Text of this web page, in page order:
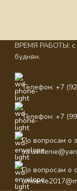
ВРЕМЯ РАБОТЫ: с
будням.
Телефон: +7
Телефон: +7
По вопросам о
По вопросам о